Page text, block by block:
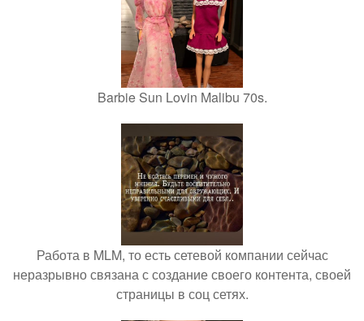
Barbie Sun Lovin Malibu 70s.
Работа в MLM, то есть сетевой компании сейчас
неразрывно связана с создание своего контента, своей
страницы в соц сетях.